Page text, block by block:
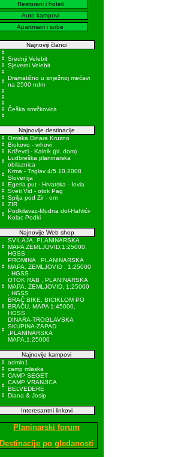
Restorani i hoteli
Auto kampovi
Apartmani i sobe
Najnoviji članci
Srednji Velebit
Sjeverni Velebit
Dramatično u snježnoj mećavi
na 2500 ndm
Češka smrčkovica
Najnovije destinacije
Omiska Dinara Kruzno
Biokovo - vrhovi
Križevci - Kalnik (pl. dom)
Ludbreška planinarska
obilaznica
Krma - Triglav 4/5.10.2008
Slovenija
Egeria put - Hrvatska - Iovia
Sveti Vid - otok Pag
Spilja pod Zir - om
ZIR
Podkilavac-Mudna dol-Hahlići-
Kolac-Podki
Najnovije Web shop
SVILAJA, PLANINARSKA
MAPA ZEMLJOVID,1:25000,
HGSS
PROMINA , PLANINARSKA
MAPA, ZEMLJOVID , 1:25000
, HGSS
OTOK RAB , PLANINARSKA
MAPA, ZEMLJOVID, 1:25000
, HGSS
BRAČ BIKE, BICIKLOM PO
BRAČU, MAPA 1:45000,
HGSS
DINARA-TROGLAVSKA
SKUPINA-ZAPAD
,PLANINARSKA
MAPA,1:25000
Najnovije kampovi
admin1
camp mlaska
CAMP SEGET
CAMP VRANJICA
BELVEDERE
Diana & Josip
Interesantni linkovi
Planinarski forum
Destinacije po gledanosti